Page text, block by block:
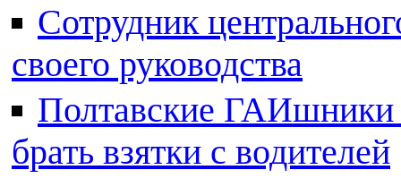
Сотрудник
своего руководства
Полтавские ГАИшники
брать взятки с водителей